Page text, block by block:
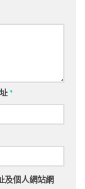
*
及個人網站網